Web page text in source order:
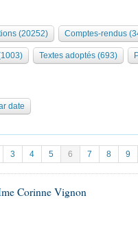
Bureau Collège des
... )
(20252) Comptes-rendus
Textes adoptés (693)
date
3 4 5 6 7 8 9
Corinne Vignon